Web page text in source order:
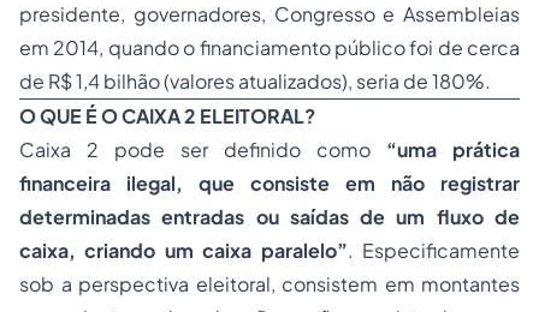
presidente, governadores, Congresso e Assembleias
em 2014, quando o financiamento público foi de cerca
de R$ 1,4 bilhão (valores atualizados), seria de 180%.
O QUE É O CAIXA 2 ELEITORAL?
Caixa 2 pode ser definido como “uma prática
financeira ilegal, que consiste em não registrar
determinadas entradas ou saídas de um fluxo de
caixa, criando um caixa paralelo”. Especificamente
sob a perspectiva eleitoral, consistem em montantes